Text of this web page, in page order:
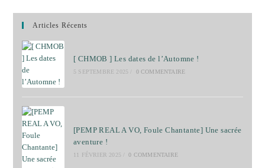
Articles Récents
[ CHMOB ] Les dates de l’Automne !
5 SEPTEMBRE 2025 0 COMMENTAIRE
[PEMP REAL A VO, Foule Chantante] Une sacrée
aventure !
11 FÉVRIER 2025 0 COMMENTAIRE